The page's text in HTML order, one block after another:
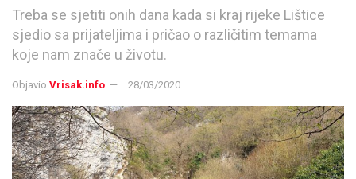
Treba se sjetiti onih dana kada si kraj rijeke Lištice
sjedio sa prijateljima i pričao o različitim temama
koje nam znače u životu.
Objavio Vrisak.info 28/03/2020